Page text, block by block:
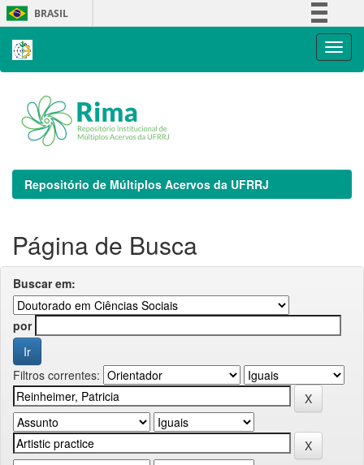
Skip
navigation
BRASIL
Repositório de Múltiplos Acervos da UFRRJ
Página de Busca
Buscar em:
por
Filtros correntes: